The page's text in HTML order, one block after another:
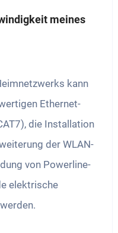
meines
kann
Ethernet-
die Installation
der WLAN-
von Powerline-
elektrische